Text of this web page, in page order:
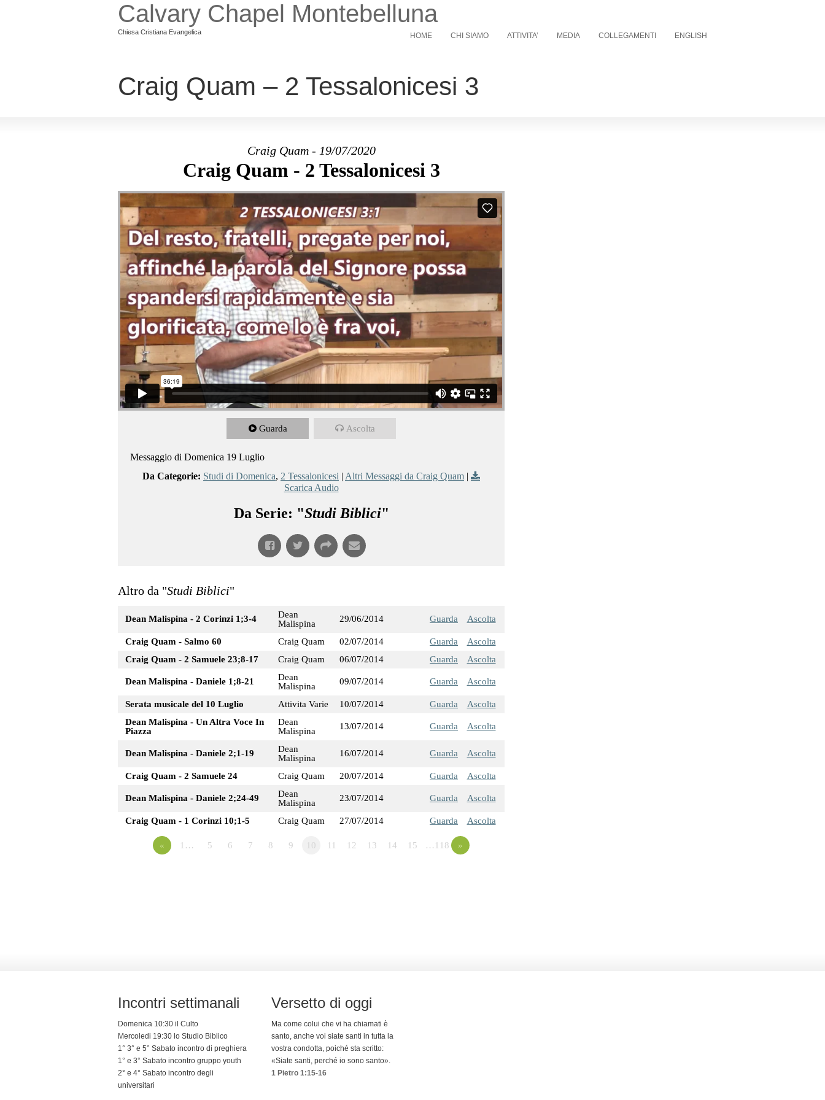
Calvary Chapel Montebelluna
Chiesa Cristiana Evangelica HOME CHI SIAMO ATTIVITA’ MEDIA COLLEGAMENTI ENGLISH
Craig Quam – 2 Tessalonicesi 3
Craig Quam - 19/07/2020
Craig Quam - 2 Tessalonicesi 3
Guarda Ascolta
Messaggio di Domenica 19 Luglio
Da Categorie: Studi di Domenica, 2 Tessalonicesi | Altri Messaggi da Craig Quam |
Scarica Audio
Da Serie: "Studi Biblici"
Altro da "Studi Biblici"
Dean Malispina - 2 Corinzi 1;3-4
Dean
Malispina
29/06/2014 Guarda Ascolta
Craig Quam - Salmo 60 Craig Quam 02/07/2014 Guarda
Ascolta
Craig Quam - 2 Samuele 23;8-17
Craig Quam 06/07/2014 Guarda Ascolta
Dean Malispina - Daniele 1;8-21
Dean
Malispina
09/07/2014 Guarda Ascolta
Serata musicale del 10 Luglio Attivita Varie 10/07/2014 Guarda
Ascolta
Dean Malispina - Un Altra Voce In
Piazza
Dean
Malispina
13/07/2014 Guarda Ascolta
Dean Malispina - Daniele 2;1-19
Dean
Malispina
16/07/2014 Guarda Ascolta
Craig Quam - 2 Samuele 24 Craig Quam 20/07/2014 Guarda Ascolta
Dean Malispina - Daniele 2;24-49
Dean
Malispina
23/07/2014 Guarda Ascolta
Craig Quam - 1 Corinzi 10;1-5 Craig Quam 27/07/2014 Guarda Ascolta
« 1… 5 6 7 8 9 10 11 12 13 14 15 …118 »
Incontri settimanali
Domenica 10:30 il Culto
Mercoledi 19:30 lo Studio Biblico
1° 3° e 5° Sabato incontro di preghiera
1° e 3° Sabato incontro gruppo youth
2° e 4° Sabato incontro degli
universitari
Versetto di oggi
Ma come colui che vi ha chiamati è
santo, anche voi siate santi in tutta la
vostra condotta, poiché sta scritto:
«Siate santi, perché io sono santo».
1 Pietro 1:15-16